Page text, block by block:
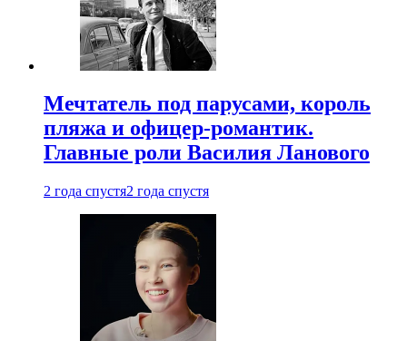
Мечтатель под парусами, король
пляжа и офицер-романтик.
Главные роли Василия Ланового
2 года спустя2 года спустя